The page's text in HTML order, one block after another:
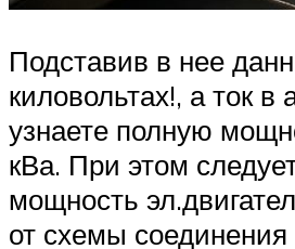
Подставив в нее
киловольтах!, а ток в
узнаете полную
кВа. При этом
мощность
от схемы соединения